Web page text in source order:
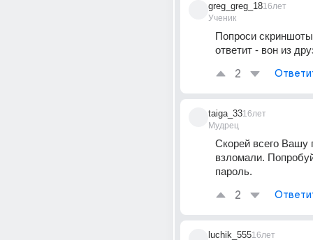
greg_greg_18
Ученик
16лет
Попроси
ответит - вон из
2
taiga_33
Мудрец
16лет
Скорей всего Вашу
взломали.
пароль.
2
luchik_55516лет